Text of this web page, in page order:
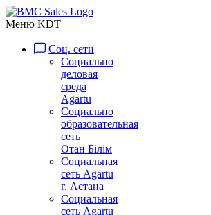
Меню KDT
Соц. сети
Социально
деловая
среда
Agartu
Социально
образовательная
сеть
Отан Бiлiм
Социальная
сеть Agartu
г. Астана
Социальная
сеть Agartu